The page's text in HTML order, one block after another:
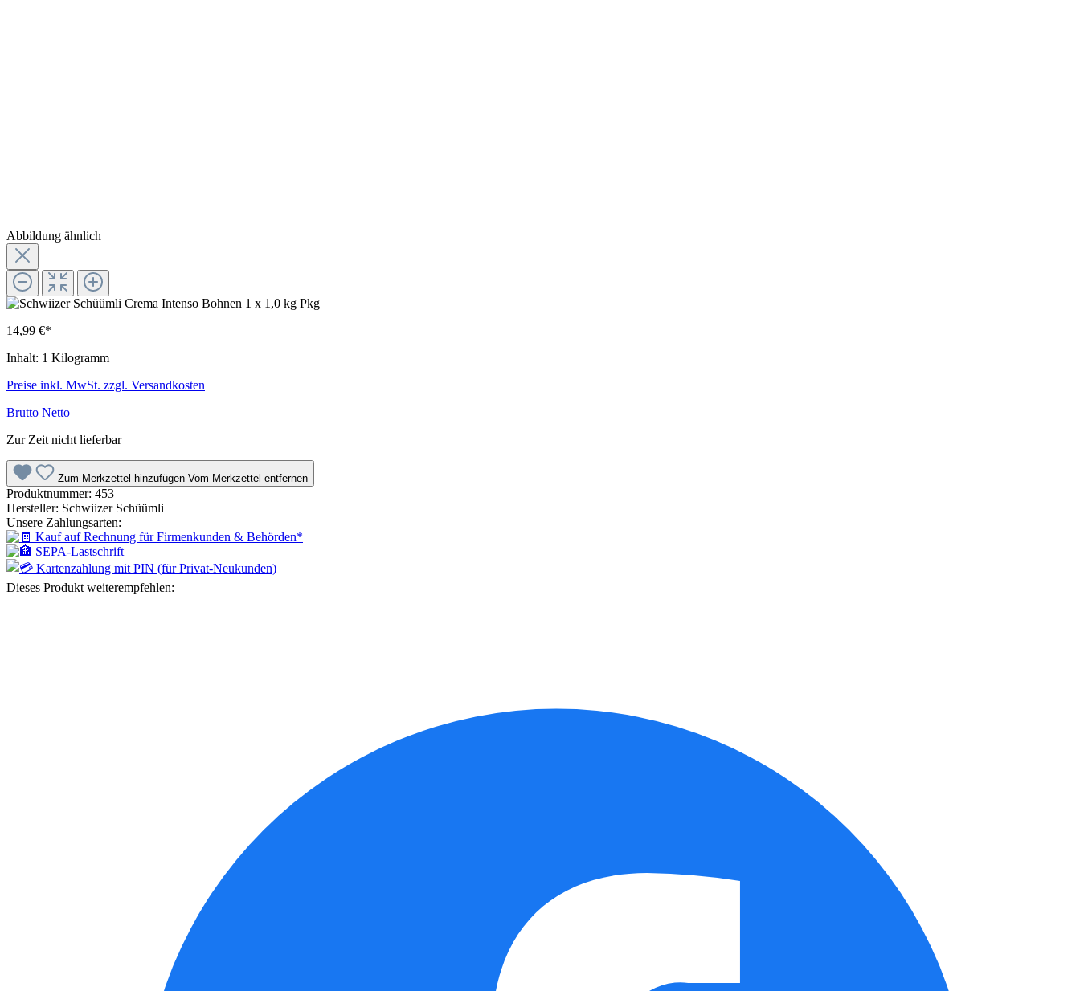
Abbildung ähnlich
14,99 €*
Inhalt: 1 Kilogramm
Preise inkl. MwSt. zzgl. Versandkosten
Brutto Netto
Zur Zeit nicht lieferbar
Zum Merkzettel hinzufügen Vom Merkzettel entfernen
Produktnummer: 453
Hersteller: Schwiizer Schüümli
Unsere Zahlungsarten:
Dieses Produkt weiterempfehlen: